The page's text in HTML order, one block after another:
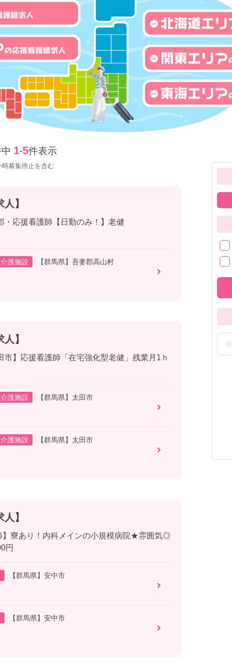
1-5件表示
募集停止を含む
人】
・応援看護師【日勤のみ！】老健
護施設
【群馬県】吾妻郡高山村
人】
市】応援看護師「在宅強化型老健」残業月1ｈ
護施設
【群馬県】太田市
護施設
【群馬県】太田市
人】
】寮あり！内科メインの小規模病院★雰囲気◎
円
【群馬県】安中市
【群馬県】安中市